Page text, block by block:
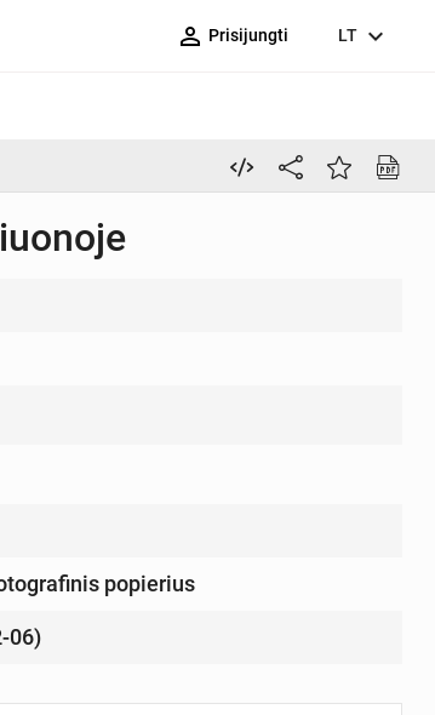
person_outline Prisijungti LT expand_more
popierius
06)